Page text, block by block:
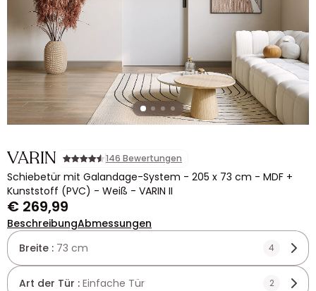
VARIN 146 Bewertungen
Schiebetür mit Galandage-System - 205 x 73 cm - MDF +
Kunststoff (PVC) - Weiß - VARIN II
€ 269,99
BeschreibungAbmessungen
Breite : 73 cm 4
Art der Tür : Einfache Tür 2